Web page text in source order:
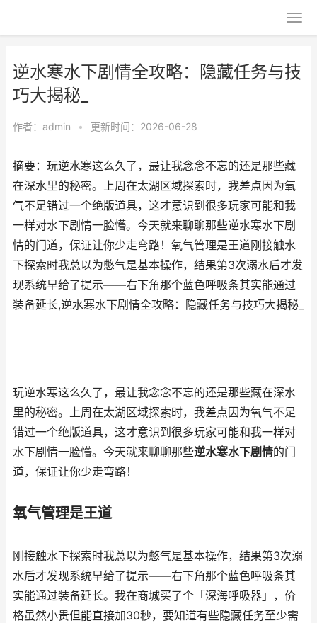
逆水寒水下剧情全攻略：隐藏任务与技
巧大揭秘_
作者： admin • 更新时间：2026-06-28
摘要：玩逆水寒这么久了，最让我念念不忘的还是那些藏
在深水里的秘密。上周在太湖区域探索时，我差点因为氧
气不足错过一个绝版道具，这才意识到很多玩家可能和我
一样对水下剧情一脸懵。今天就来聊聊那些逆水寒水下剧
情的门道，保证让你少走弯路！氧气管理是王道刚接触水
下探索时我总以为憋气是基本操作，结果第3次溺水后才发
现系统早给了提示——右下角那个蓝色呼吸条其实能通过
装备延长,逆水寒水下剧情全攻略：隐藏任务与技巧大揭秘_
玩逆水寒这么久了，最让我念念不忘的还是那些藏在深水
里的秘密。上周在太湖区域探索时，我差点因为氧气不足
错过一个绝版道具，这才意识到很多玩家可能和我一样对
水下剧情一脸懵。今天就来聊聊那些逆水寒水下剧情的门
道，保证让你少走弯路！
氧气管理是王道
刚接触水下探索时我总以为憋气是基本操作，结果第3次溺
水后才发现系统早给了提示——右下角那个蓝色呼吸条其
实能通过装备延长。我在商城买了个「深海呼吸器」，价
格虽然小贵但能直接加30秒，要知道有些隐藏任务至少需